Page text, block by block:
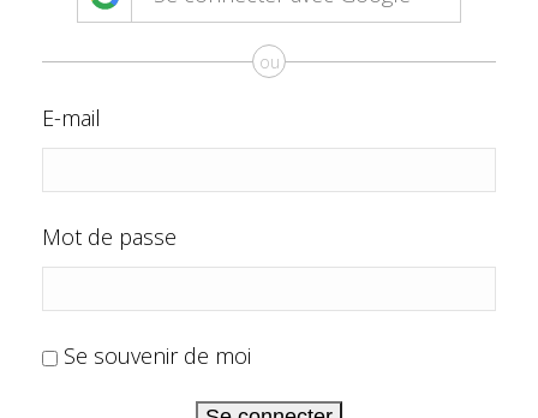
ou
E-mail
Mot de passe
Se souvenir de moi